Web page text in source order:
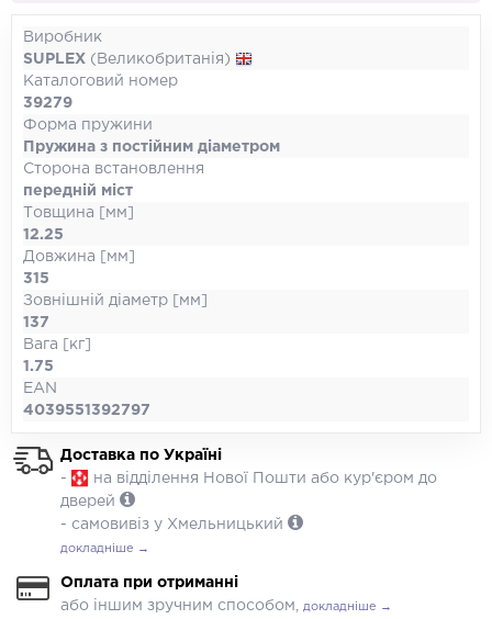
Виробник
SUPLEX (Великобританія)
Каталоговий номер
39279
Форма пружини
Пружина з постійним діаметром
Сторона встановлення
передній міст
Товщина [мм]
12.25
Довжина [мм]
315
Зовнішній діаметр [мм]
137
Вага [кг]
1.75
EAN
4039551392797
Доставка по Україні
-
на відділення Нової Пошти або кур'єром до
дверей
- самовивіз у Хмельницький
докладніше →
Оплата при отриманні
або іншим зручним способом, докладніше →